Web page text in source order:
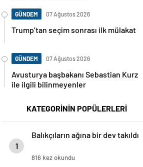
GÜNDEM 07 Ağustos 2026
Trump’tan seçim sonrası ilk mülakat
GÜNDEM 07 Ağustos 2026
Avusturya başbakanı Sebastian Kurz
ile ilgili bilinmeyenler
KATEGORİNİN POPÜLERLERİ
1
Balıkçıların ağına bir dev takıldı
816 kez okundu